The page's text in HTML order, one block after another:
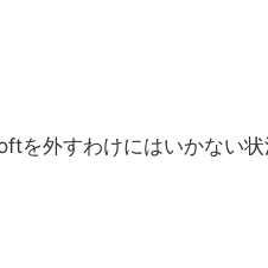
を外すわけにはいかない